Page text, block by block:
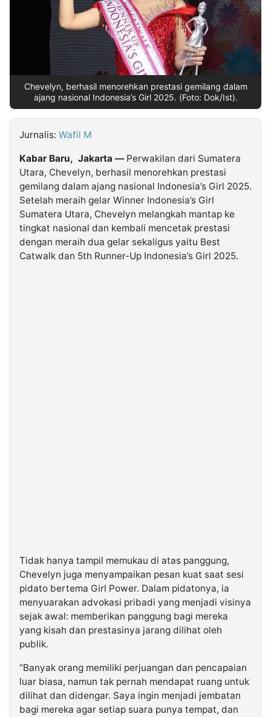
Kabarbaru.co
2026
Kabarbaru
Media
Holding
Chevelyn, berhasil menorehkan prestasi gemilang dalam
ajang nasional Indonesia’s Girl 2025. (Foto: Dok/Ist).
Jurnalis: Wafil M
Kabar Baru, Jakarta —Perwakilan dari Sumatera
Utara, Chevelyn, berhasil menorehkan prestasi
gemilang dalam ajang nasional Indonesia’s Girl 2025.
Setelah meraih gelar Winner Indonesia’s Girl
Sumatera Utara, Chevelyn melangkah mantap ke
tingkat nasional dan kembali mencetak prestasi
dengan meraih dua gelar sekaligus yaitu Best
Catwalk dan 5th Runner-Up Indonesia’s Girl 2025.
Tidak hanya tampil memukau di atas panggung,
Chevelyn juga menyampaikan pesan kuat saat sesi
pidato bertema Girl Power. Dalam pidatonya, ia
menyuarakan advokasi pribadi yang menjadi visinya
sejak awal: memberikan panggung bagi mereka
yang kisah dan prestasinya jarang dilihat oleh
publik.
“Banyak orang memiliki perjuangan dan pencapaian
luar biasa, namun tak pernah mendapat ruang untuk
dilihat dan didengar. Saya ingin menjadi jembatan
bagi mereka agar setiap suara punya tempat, dan